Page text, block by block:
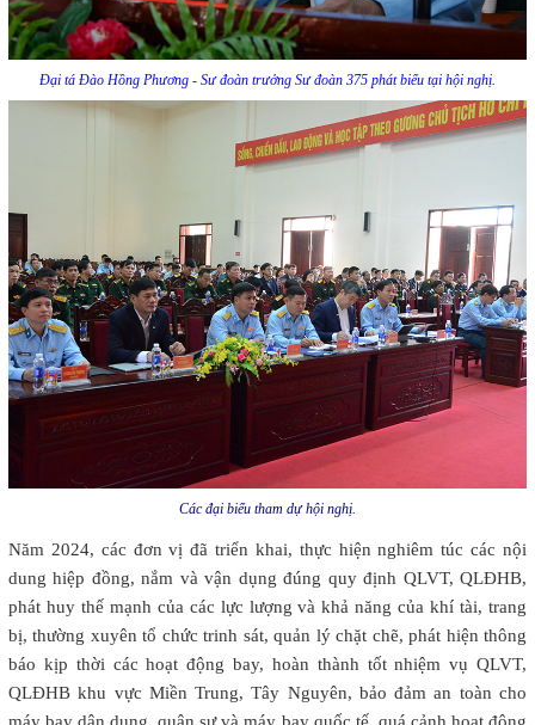
Đại tá Đào Hồng Phương - Sư đoàn trưởng Sư đoàn 375 phát biểu tại hội nghị.
Các đại biểu tham dự hội nghị.
Năm 2024, các đơn vị đã triển khai, thực hiện nghiêm túc các nội
dung hiệp đồng, nắm và vận dụng đúng quy định QLVT, QLĐHB,
phát huy thế mạnh của các lực lượng và khả năng của khí tài, trang
bị, thường xuyên tổ chức trinh sát, quản lý chặt chẽ, phát hiện thông
báo kịp thời các hoạt động bay, hoàn thành tốt nhiệm vụ QLVT,
QLĐHB khu vực Miền Trung, Tây Nguyên, bảo đảm an toàn cho